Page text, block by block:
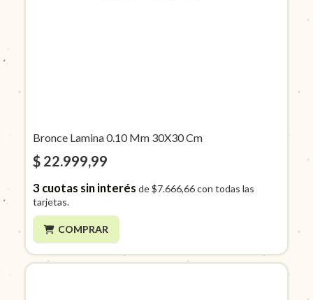
Bronce Lamina 0.10 Mm 30X30 Cm
$ 22.999,99
3cuotas sin interés de$7.666,66con todas las
tarjetas.
COMPRAR